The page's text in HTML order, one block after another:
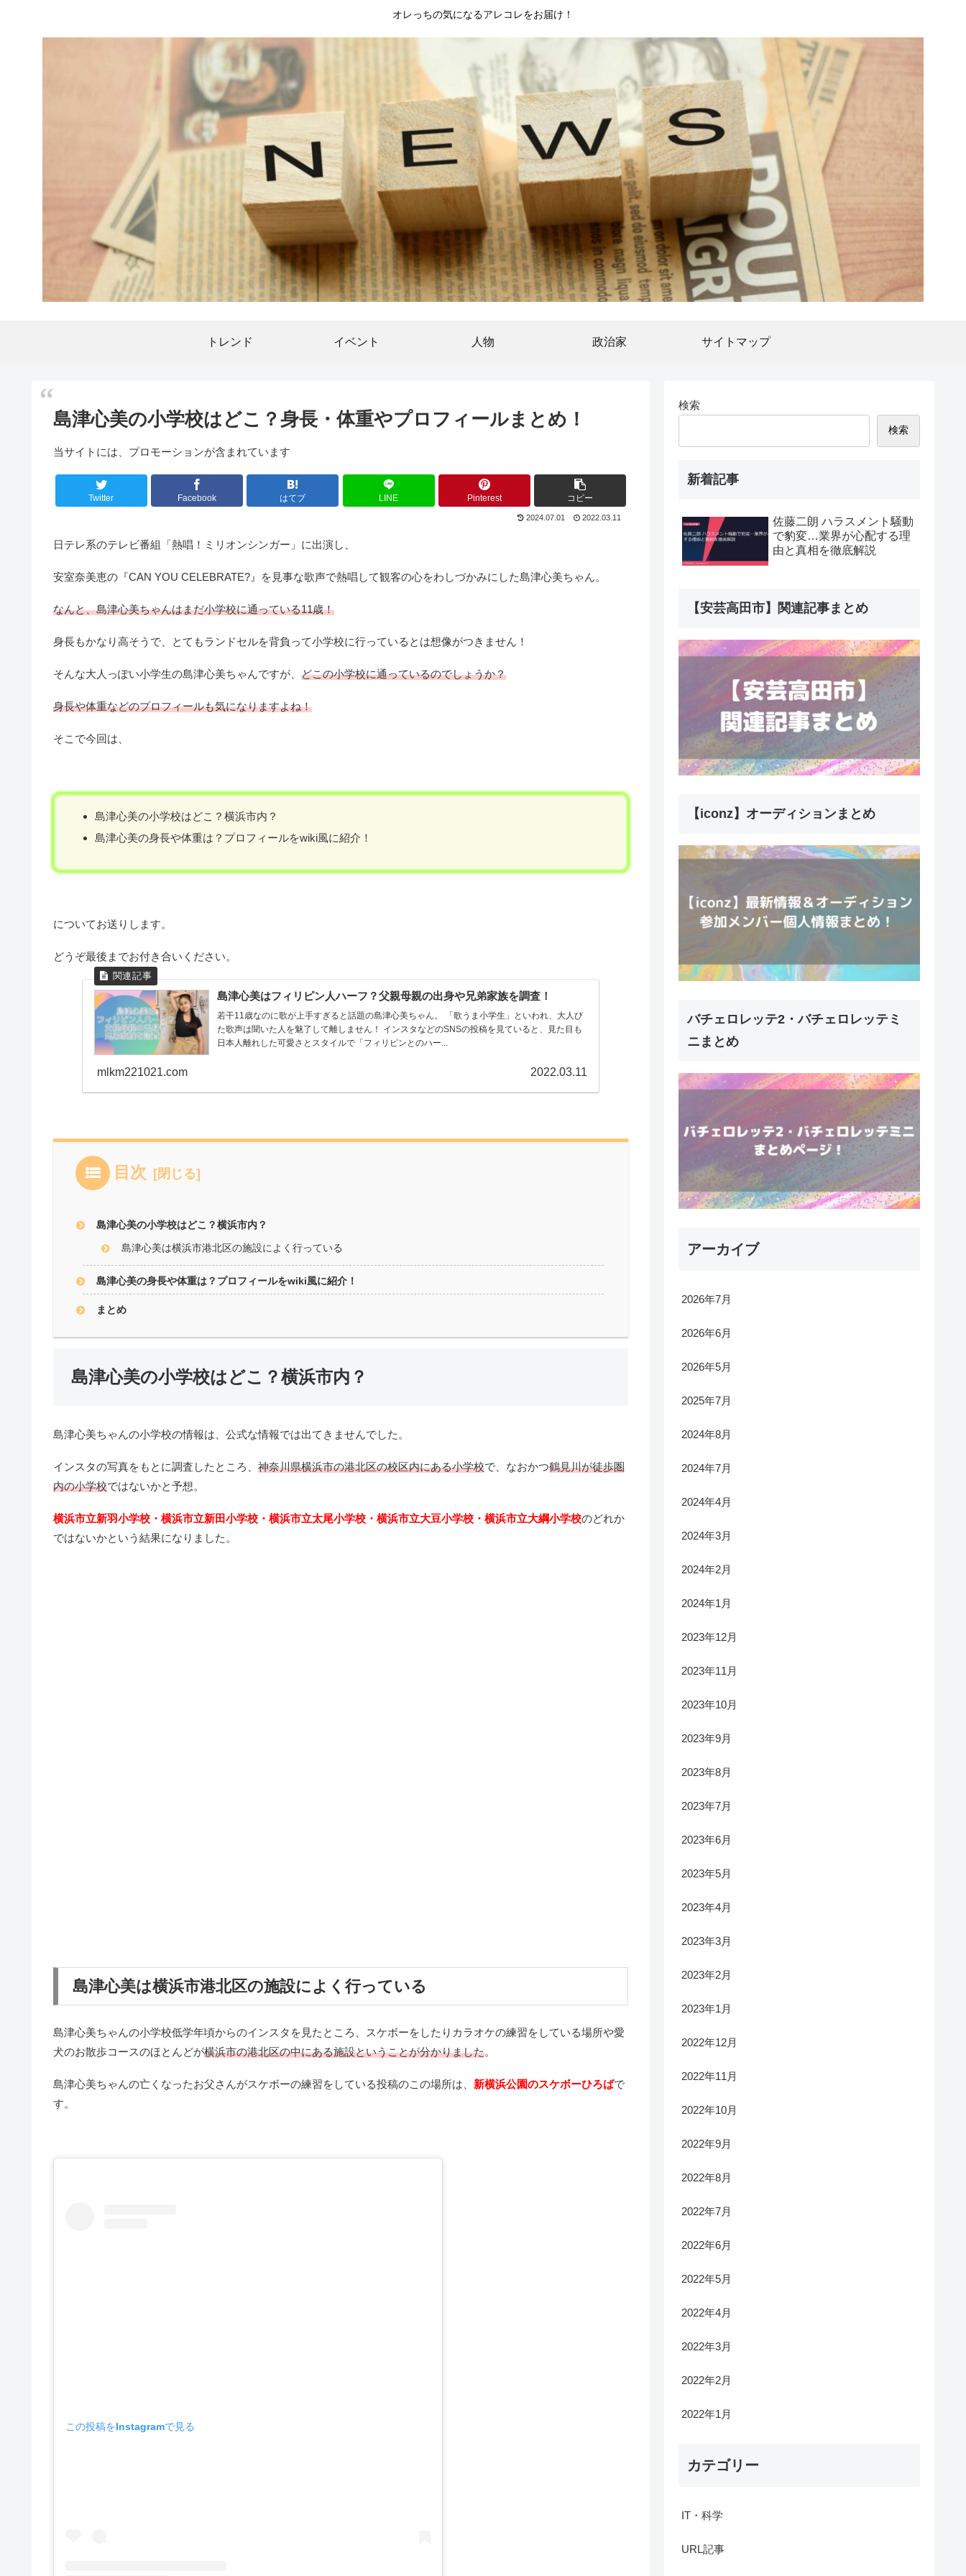
オレっちの気になるアレコレをお届け！
トレンド イベント 人物 政治家 サイトマップ
島津心美の小学校はどこ？身長・体重やプロフィールまとめ！
当サイトには、プロモーションが含まれています
Twitter Facebook はてブ LINE Pinterest コピー
2024.07.01 2022.03.11
日テレ系のテレビ番組「熱唱！ミリオンシンガー」に出演し、
安室奈美恵の『CAN YOU CELEBRATE?』を見事な歌声で熱唱して観客の心をわしづかみにした島津心美ちゃん。
なんと、島津心美ちゃんはまだ小学校に通っている11歳！
身長もかなり高そうで、とてもランドセルを背負って小学校に行っているとは想像がつきません！
そんな大人っぽい小学生の島津心美ちゃんですが、 どこの小学校に通っているのでしょうか？
身長や体重などのプロフィールも気になりますよね！
そこで今回は、
島津心美の小学校はどこ？横浜市内？
島津心美の身長や体重は？プロフィールをwiki風に紹介！
についてお送りします。
どうぞ最後までお付き合いください。
島津心美はフィリピン人ハーフ？父親母親の出身や兄弟家族を調査！
若干11歳なのに歌が上手すぎると話題の島津心美ちゃん。 「歌うま小学生」といわれ、大人び
た歌声は聞いた人を魅了して離しません！ インスタなどのSNSの投稿を見ていると、見た目も
日本人離れした可愛さとスタイルで「フィリピンとのハー...
mlkm221021.com 2022.03.11
目次
島津心美の小学校はどこ？横浜市内？
島津心美は横浜市港北区の施設によく行っている
島津心美の身長や体重は？プロフィールをwiki風に紹介！
まとめ
島津心美の小学校はどこ？横浜市内？
島津心美ちゃんの小学校の情報は、公式な情報では出てきませんでした。
インスタの写真をもとに調査したところ、 神奈川県横浜市の港北区の校区内にある小学校で、なおかつ鶴見川が徒歩圏
内の小学校ではないかと予想。
横浜市立新羽小学校・横浜市立新田小学校・横浜市立太尾小学校・横浜市立大豆小学校・横浜市立大綱小学校のどれか
ではないかという結果になりました。
島津心美は横浜市港北区の施設によく行っている
島津心美ちゃんの小学校低学年頃からのインスタを見たところ、スケボーをしたりカラオケの練習をしている場所や愛
犬のお散歩コースのほとんどが横浜市の港北区の中にある施設ということが分かりました。
島津心美ちゃんの亡くなったお父さんがスケボーの練習をしている投稿のこの場所は、 新横浜公園のスケボーひろばで
す。
この投稿をInstagramで見る
検索
検索
新着記事
佐藤二朗 ハラスメント騒動
で豹変…業界が心配する理
由と真相を徹底解説
【安芸高田市】関連記事まとめ
【iconz】オーディションまとめ
バチェロレッテ2・バチェロレッテミ
ニまとめ
アーカイブ
2026年7月
2026年6月
2026年5月
2025年7月
2024年8月
2024年7月
2024年4月
2024年3月
2024年2月
2024年1月
2023年12月
2023年11月
2023年10月
2023年9月
2023年8月
2023年7月
2023年6月
2023年5月
2023年4月
2023年3月
2023年2月
2023年1月
2022年12月
2022年11月
2022年10月
2022年9月
2022年8月
2022年7月
2022年6月
2022年5月
2022年4月
2022年3月
2022年2月
2022年1月
カテゴリー
IT・科学
URL記事